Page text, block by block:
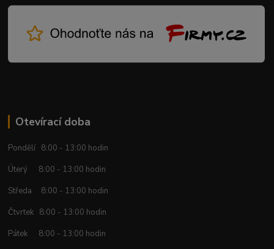
Otevírací doba
Pondělí 8:00 - 13:00 hodin
Úterý 8:00 - 13:00 hodin
Středa 8:00 - 13:00 hodin
Čtvrtek 8:00 - 13:00 hodin
Pátek 8:00 - 13:00 hodin